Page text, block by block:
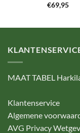
€69,95
MAAT TABEL
Klantenservice
Algemene
AVG Privacy